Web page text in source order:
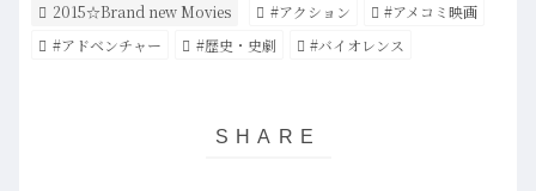
2015☆Brand new Movies #アクション
#アメコミ映画
#アドベンチャー
#歴史・史劇 #バイオレンス